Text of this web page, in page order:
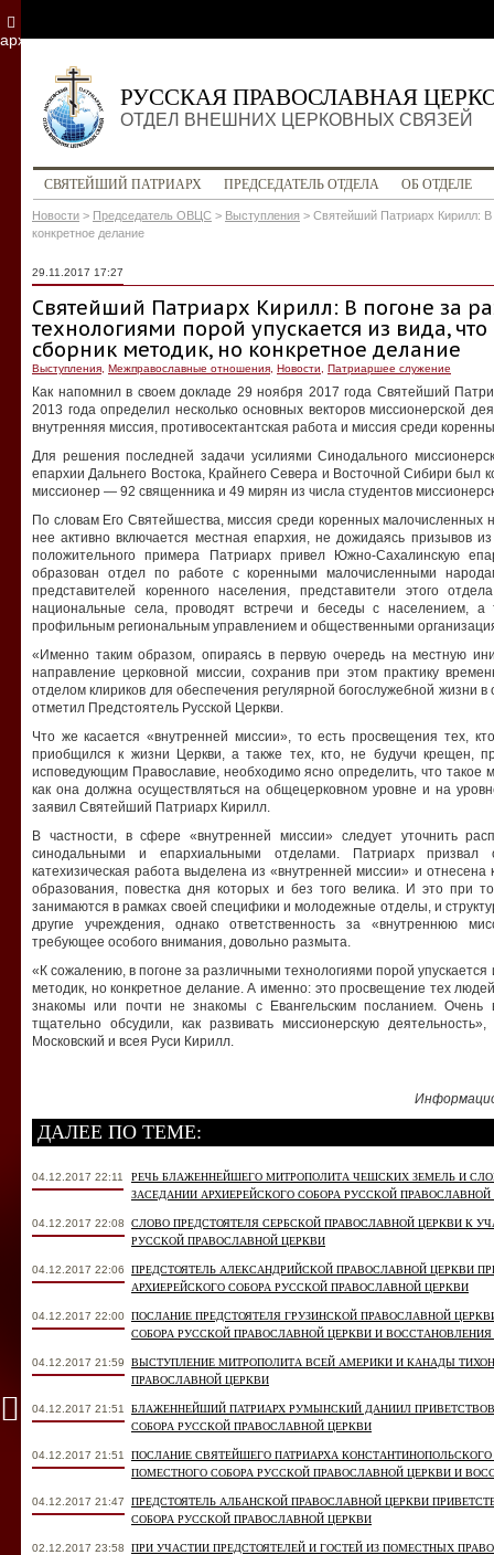
РУССКАЯ ПРАВОСЛАВНАЯ
ОТДЕЛ ВНЕШНИХ ЦЕРКОВНЫХ СВЯЗЕЙ
СВЯТЕЙШИЙ ПАТРИАРХ ПРЕДСЕДАТЕЛЬ ОТДЕЛА ОБ ОТДЕЛЕ
Новости > Председатель ОВЦС > Выступления > Святейший Патриарх Кирилл: В
конкретное делание
29.11.2017 17:27
Святейший Патриарх Кирилл: В погоне за
технологиями порой упускается из вида,
сборник методик, но конкретное делание
Выступления Межправославные отношения Новости Патриаршее служение
Как напомнил в своем докладе 29 ноября 2017 года Святейший
2013 года определил несколько основных векторов миссионерской
внутренняя миссия, противосектантская работа и миссия среди
Для решения последней задачи усилиями Синодального
епархии Дальнего Востока, Крайнего Севера и Восточной Сибири был
миссионер — 92 священника и 49 мирян из числа студентов
По словам Его Святейшества, миссия среди коренных малочисленных
нее активно включается местная епархия, не дожидаясь призывов
положительного примера Патриарх привел Южно-Сахалинскую
образован отдел по работе с коренными малочисленными
представителей коренного населения, представители этого
национальные села, проводят встречи и беседы с населением, а
профильным региональным управлением и общественными
«Именно таким образом, опираясь в первую очередь на местную
направление церковной миссии, сохранив при этом практику
отделом клириков для обеспечения регулярной богослужебной жизни
отметил Предстоятель Русской Церкви.
Что же касается «внутренней миссии», то есть просвещения тех,
приобщился к жизни Церкви, а также тех, кто, не будучи крещен,
исповедующим Православие, необходимо ясно определить, что такое
как она должна осуществляться на общецерковном уровне и на
заявил Святейший Патриарх Кирилл.
В частности, в сфере «внутренней миссии» следует уточнить
синодальными и епархиальными отделами. Патриарх
катехизическая работа выделена из «внутренней миссии» и отнесена
образования, повестка дня которых и без того велика. И это при
занимаются в рамках своей специфики и молодежные отделы, и
другие учреждения, однако ответственность за «внутреннюю
требующее особого внимания, довольно размыта.
«К сожалению, в погоне за различными технологиями порой
методик, но конкретное делание. А именно: это просвещение тех
знакомы или почти не знакомы с Евангельским посланием.
тщательно обсудили, как развивать миссионерскую
Московский и всея Руси Кирилл.
ДАЛЕЕ ПО ТЕМЕ:
04.12.2017 22:11
РЕЧЬ БЛАЖЕННЕЙШЕГО МИТРОПОЛИТА ЧЕШСКИХ ЗЕМЕЛЬ И
ЗАСЕДАНИИ АРХИЕРЕЙСКОГО СОБОРА РУССКОЙ ПРАВОСЛАВНОЙ
04.12.2017 22:08
СЛОВО ПРЕДСТОЯТЕЛЯ СЕРБСКОЙ ПРАВОСЛАВНОЙ ЦЕРКВИ К
РУССКОЙ ПРАВОСЛАВНОЙ ЦЕРКВИ
04.12.2017 22:06
ПРЕДСТОЯТЕЛЬ АЛЕКСАНДРИЙСКОЙ ПРАВОСЛАВНОЙ ЦЕРКВИ
АРХИЕРЕЙСКОГО СОБОРА РУССКОЙ ПРАВОСЛАВНОЙ ЦЕРКВИ
04.12.2017 22:00 ПОСЛАНИЕ ПРЕДСТОЯТЕЛЯ ГРУЗИНСКОЙ ПРАВОСЛАВНОЙ
СОБОРА РУССКОЙ ПРАВОСЛАВНОЙ ЦЕРКВИ И
04.12.2017 21:59
ВЫСТУПЛЕНИЕ МИТРОПОЛИТА ВСЕЙ АМЕРИКИ И КАНАДЫ
ПРАВОСЛАВНОЙ ЦЕРКВИ
04.12.2017 21:51
БЛАЖЕННЕЙШИЙ ПАТРИАРХ РУМЫНСКИЙ ДАНИИЛ
СОБОРА РУССКОЙ ПРАВОСЛАВНОЙ ЦЕРКВИ
04.12.2017 21:51
ПОСЛАНИЕ СВЯТЕЙШЕГО ПАТРИАРХА
ПОМЕСТНОГО СОБОРА РУССКОЙ ПРАВОСЛАВНОЙ ЦЕРКВИ И
04.12.2017 21:47
ПРЕДСТОЯТЕЛЬ АЛБАНСКОЙ ПРАВОСЛАВНОЙ ЦЕРКВИ
СОБОРА РУССКОЙ ПРАВОСЛАВНОЙ ЦЕРКВИ
02.12.2017 23:58
ПРИ УЧАСТИИ ПРЕДСТОЯТЕЛЕЙ И ГОСТЕЙ ИЗ ПОМЕСТНЫХ
архив